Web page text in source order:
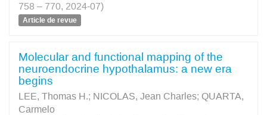
758 – 770, 2024-07)
Article de revue
Molecular and functional mapping of the
neuroendocrine hypothalamus: a new era
begins
LEE, Thomas H.; NICOLAS, Jean Charles; QUARTA,
Carmelo